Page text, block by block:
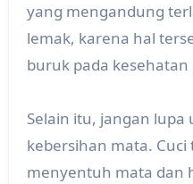
yang mengandung
lemak, karena hal
buruk pada kesehatan
Selain itu, jangan lupa
kebersihan mata.
menyentuh mata dan